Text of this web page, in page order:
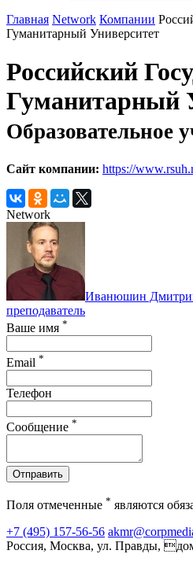
Главная Network Компании
Гуманитарный Университет
Российский
Гуманитарный
Образовательное
Сайт компании: https://
Network
Иванюшин
преподаватель
Ваше имя *
Email *
Телефон
Сообщение *
Отправить
Поля отмеченные * являются
+7 (495) 157-56-56
Россия, Москва, ул. Правды,